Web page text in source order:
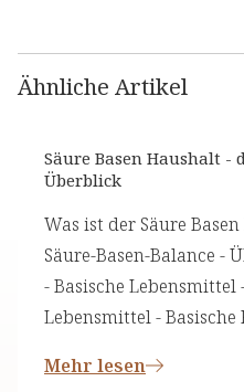
Ähnliche Artikel
Säure Basen Haushalt -
Überblick
Was ist der Säure
Säure-Basen-Balance -
- Basische Lebensmittel
Lebensmittel - Basische
Mehr lesen